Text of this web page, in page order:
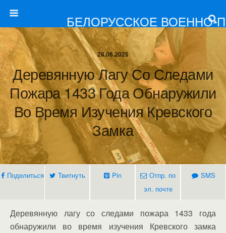
БЕЛОРУССКОЕ ВОЕННО-
28.06.2025
Деревянную Лагу Со Следами
Пожара 1433 Года Обнаружили
Во Время Изучения Кревского
Замка
Поделиться Твитнуть Pin
Отпр. по
эл. почте
SMS
Деревянную лагу со следами пожара 1433 года
обнаружили во время изучения Кревского замка